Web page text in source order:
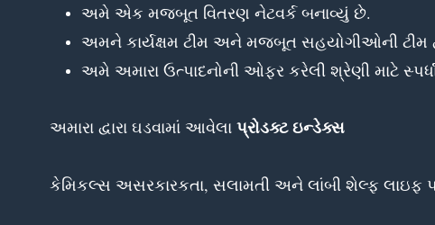
અમે એક મજબૂત વિતરણ નેટવર્ક બનાવ્યું છે.
અમને કાર્યક્ષમ ટીમ અને મજબૂત સહયોગીઓની
અમે અમારા ઉત્પાદનોની ઓફર કરેલી શ્રેણી માટે
અમારા દ્વારા ઘડવામાં આવેલા પ્રોડક્ટ ઇન્ડેક્સ
કેમિકલ્સ અસરકારકતા, સલામતી અને લાંબી શેલ્ફ લાઇફ